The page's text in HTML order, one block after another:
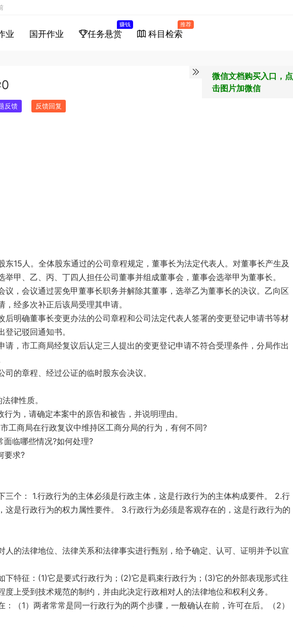
业 国开作业 任务悬赏
赚钱
科目检索
推荐
反馈 反馈回复
15人。全体股东通过的公司章程规定，董事长为法定代表人。对董事长产生及
甲、乙、丙、丁四人担任公司董事并组成董事会，董事会选举甲为董事长。
议，会议通过罢免甲董事长职务并解除其董事，选举乙为董事长的决议。乙向区
经多次补正后该局受理其申请。
后明确董事长变更办法的公司章程和公司法定代表人签署的变更登记申请书等材
记驳回通知书。
请，市工商局经复议后认定三人提出的变更登记申请不符合受理条件，分局作出
的章程、经过公证的临时股东会决议。
律性质。
为，请确定本案中的原告和被告，并说明理由。
工商局在行政复议中维持区工商分局的行为，有何不同?
面临哪些情况?如何处理?
要求?
三个： 1.行政行为的主体必须是行政主体，这是行政行为的主体构成要件。 2.行
这是行政行为的权力属性要件。 3.行政行为必须是客观存在的，这是行政行为的
人的法律地位、法律关系和法律事实进行甄别，给予确定、认可、证明并予以宣
下特征：(1)它是要式行政行为；(2)它是羁束行政行为；(3)它的外部表现形式往
上受到技术规范的制约，并由此决定行政相对人的法律地位和权利义务。
（1）两者常常是同一行政行为的两个步骤，一般确认在前，许可在后。（2）
微信文档购买入口，点
击图片加微信